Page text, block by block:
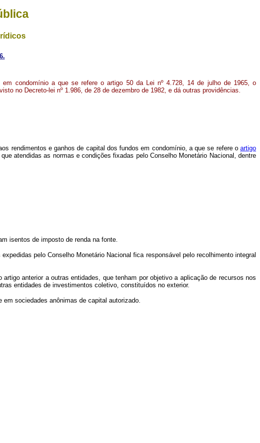
em condomínio a que se refere o artigo 50 da Lei nº 4.728, 14 de julho de 1965, o
no Decreto-lei nº 1.986, de 28 de dezembro de 1982, e dá outras providências.
rendimentos e ganhos de capital dos fundos em condomínio, a que se refere oartigo
atendidas as normas e condições fixadas pelo Conselho Monetário Nacional, dentre
isentos de imposto de renda na fonte.
pelo Conselho Monetário Nacional fica responsável pelo recolhimento integral
anterior a outras entidades, que tenham por objetivo a aplicação de recursos nos
entidades de investimentos coletivo, constituídos no exterior.
sociedades anônimas de capital autorizado.